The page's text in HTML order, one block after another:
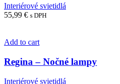
Interiérové svietidlá
55,99 € s DPH
Add to cart
Regina – Nočné lampy
Interiérové svietidlá